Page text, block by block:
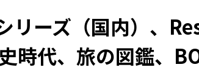
リーズ（国内）、
時代、旅の図鑑、